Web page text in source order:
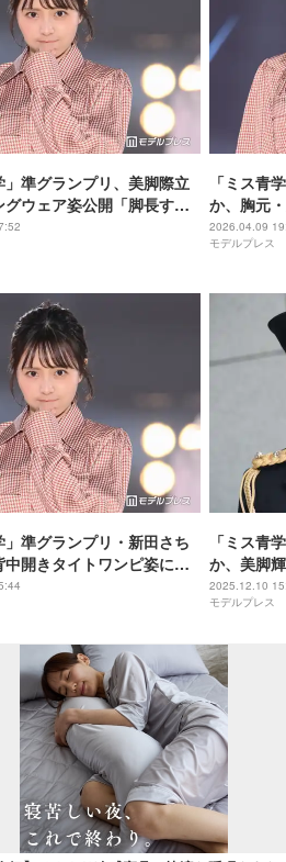
」準グランプリ、美脚際立
ウェア姿公開「脚長すぎ
で可愛い」の声
「ミス青
か、胸元
ンピから
ン」「着
2026.04.09
モデルプレス
」準グランプリ・新田さち
開きタイトワンピ姿に反
イン綺麗すぎ」「憧れの
「ミス青
か、美脚
絶「彼女
合う」
2025.12.10
モデルプレス